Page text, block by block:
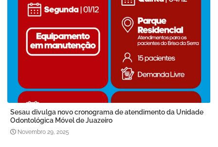
Sesau divulga novo cronograma de atendimento da Unidade
Odontológica Móvel de Juazeiro
Novembro 29, 2025